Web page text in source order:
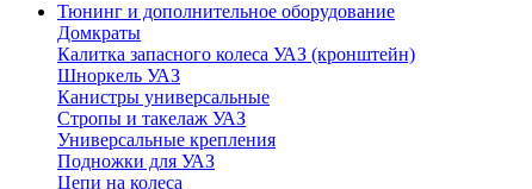
Тюнинг и дополнительное оборудование
Домкраты
Калитка запасного колеса УАЗ (кронштейн)
Шноркель УАЗ
Канистры универсальные
Стропы и такелаж УАЗ
Универсальные крепления
Подножки для УАЗ
Цепи на колеса